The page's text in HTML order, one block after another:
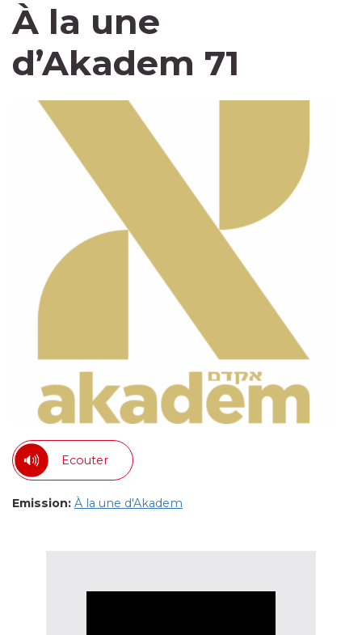
À la une
d’Akadem 71
Ecouter
Emission: À la une d'Akadem